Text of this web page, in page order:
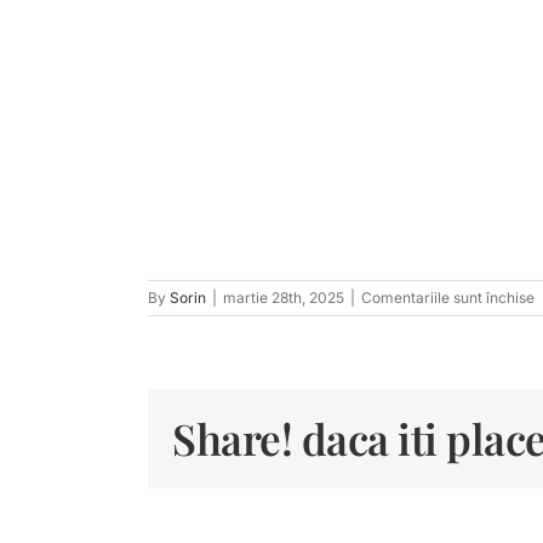
By Sorin martie 28th, 2025 Comentariile sunt închise
Share! daca iti